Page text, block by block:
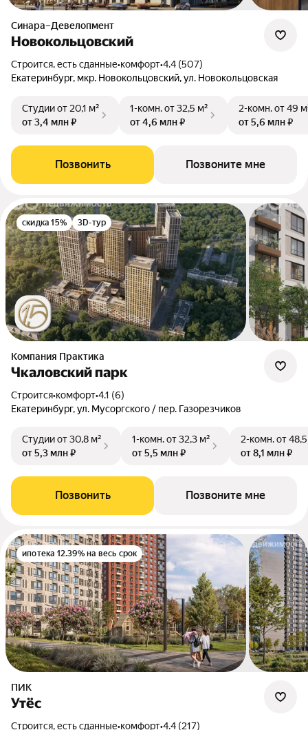
Синара–Девелопмент
Новокольцовский
Строится, есть сданные•комфорт•4.4 (507)
Екатеринбург, мкр. Новокольцовский, ул. Новокольцовская
Студииот 20,1 м²
от 3,4 млн ₽
1-комн.от 32,5 м²
от 4,6 млн ₽
2-комн.от 49
от 5,6 млн ₽
Позвонить Позвоните мне
скидка 15% 3D-тур
Компания Практика
Чкаловский парк
Строится•комфорт•4.1 (6)
Екатеринбург, ул. Мусоргского / пер. Газорезчиков
Студииот 30,8 м²
от 5,3 млн ₽
1-комн.от 32,3 м²
от 5,5 млн ₽
2-комн.от
от 8,1 млн ₽
Позвонить Позвоните мне
ипотека 12.39% на весь срок
ПИК
Утёс
Строится, есть сданные•комфорт•4.4 (217)